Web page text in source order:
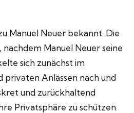
Manuel Neuer bekannt. Die
Manuel Neuer seine
sich zunächst im
Anlässen nach und
und zurückhaltend
Privatsphäre zu schützen.